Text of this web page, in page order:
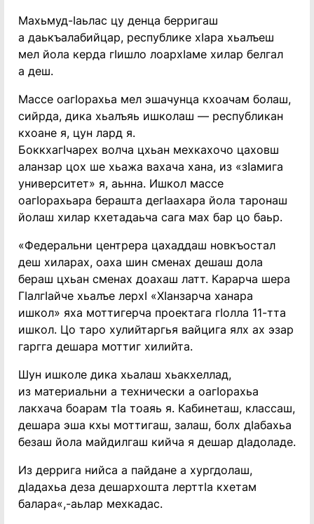
Махьмуд-Iаьлас цу денца берригаш
а даькъалабийцар, республике хIара хьалъеш
мел йола керда гIишло лоархIаме хилар белгал
а деш.
Массе оагIорахьа мел эшачунца кхоачам болаш,
сийрда, дика хьалъяь ишколаш — республикан
кхоане я, цун лард я.
БоккхагIчарех волча цхьан мехкахочо цаховш
аланзар цох ше хьажа вахача хана, из «зIамига
университет» я, аьнна. Ишкол массе
оагIорахьара берашта дегIаахара йола таронаш
йолаш хилар кхетадаьча сага мах бар цо баьр.
«Федеральни центрера цахаддаш новкъостал
деш хиларах, оаха шин сменах дешаш дола
бераш цхьан сменах доахаш латт. Карарча шера
ГIалгIайче хьалъе лерхI «ХIанзарча ханара
ишкол» яха моттигерча проектага гIолла 11-тта
ишкол. Цо таро хулийтаргья вайцига ялх ах эзар
гаргга дешара моттиг хилийта.
Шун ишколе дика хьалаш хьакхеллад,
из материальни а технически а оагIорахьа
лакхача боарам тIа тоаяь я. Кабинеташ, классаш,
дешара эша кхы моттигаш, залаш, болх дIабахьа
безаш йола майдилгаш кийча я дешар дIадоладе.
Из деррига нийса а пайдане а хургдолаш,
дIадахьа деза дешархошта лерттIа кхетам
балара«,-аьлар мехкадас.